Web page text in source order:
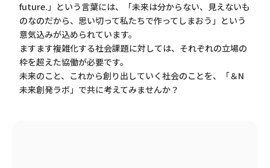
future.」という言葉には、「未来は分からない、見えないも
のなのだから、思い切って私たちで作ってしまおう」という
意気込みが込められています。
ますます複雑化する社会課題に対しては、それぞれの立場の
枠を超えた協働が必要です。
未来のこと、これから創り出していく社会のことを、「＆N
未来創発ラボ」で共に考えてみませんか？